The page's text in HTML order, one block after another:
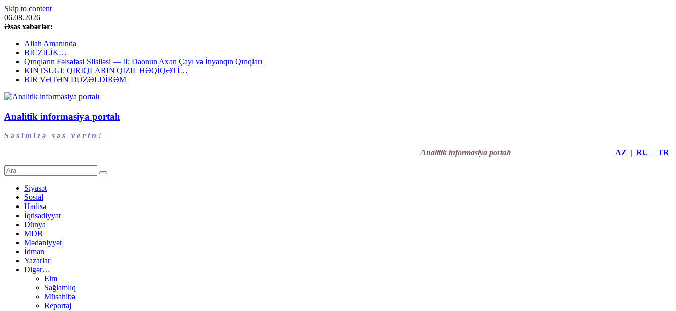
Skip to content
06.08.2026
Əsas xəbərlər:
Allah Amanında
BİCZİLİK…
Qırıqların Fəlsəfəsi Silsiləsi — II: Daonun Axan Çayı və İnyanqın Qırıqları
KINTSUGI: QIRIQLARIN QIZIL HƏQİQƏTİ…
BİR VƏTƏN DÜZƏLDİRƏM
Analitik informasiya portalı
S ə s i m i z ə s ə s v e r i n !
Analitik informasiya portalı
AZ | RU | TR
Siyasət
Sosial
Hadisə
İqtisadiyyat
Dünya
MDB
Mədəniyyət
İdman
Yazarlar
Digər…
Elm
Sağlamlıq
Müsahibə
Reportaj